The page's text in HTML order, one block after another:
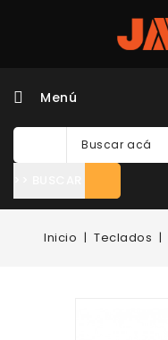
Menú
Inicio Teclados